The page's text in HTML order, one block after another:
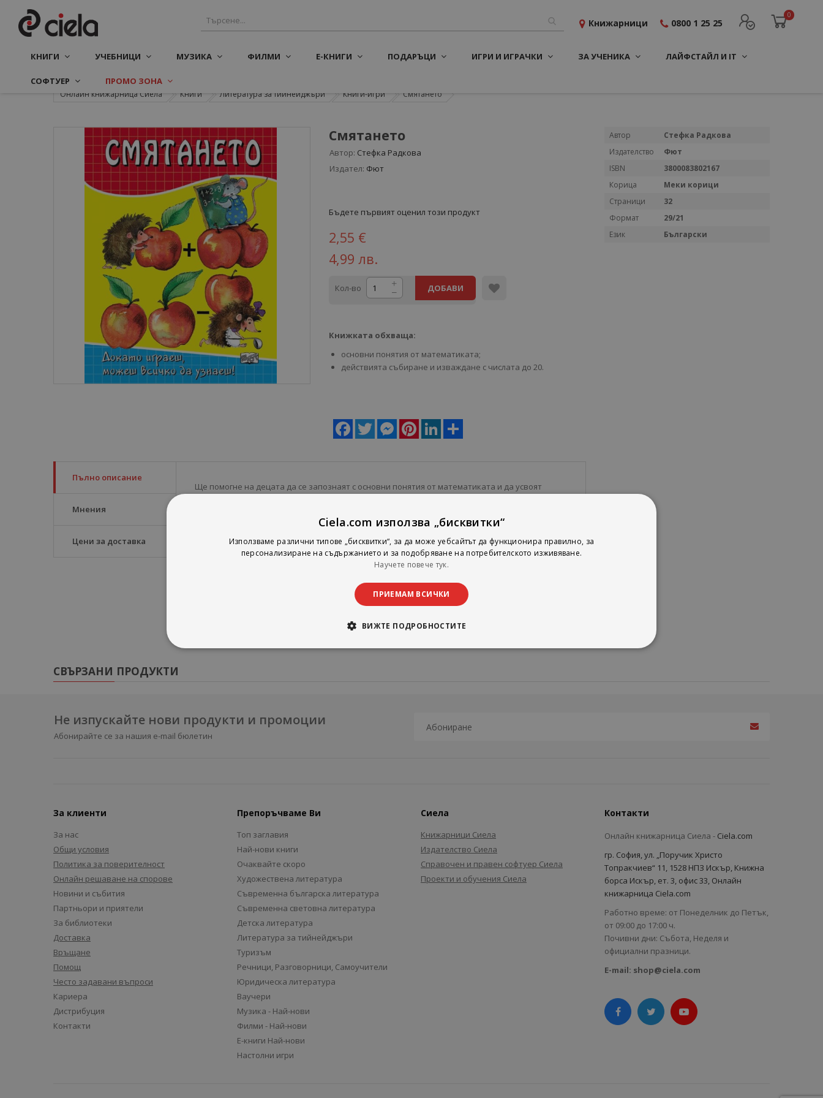
0
Книжарници 0800 1 25 25
КНИГИ УЧЕБНИЦИ МУЗИКА ФИЛМИ Е-КНИГИ ПОДАРЪЦИ ИГРИ И ИГРАЧКИ ЗА УЧЕНИКА ЛАЙФСТАЙЛ И IT
СОФТУЕР ПРОМО ЗОНА
Онлайн книжарница Сиела Книги Литература за тийнейджъри Книги-игри Смятането
Смятането
Автор: Стефка Радкова
Издател: Фют
Бъдете първият оценил този продукт
2,55 €
4,99 лв.
Кол-во ДОБАВИ
Книжката обхваща:
основни понятия от математиката;
действията събиране и изваждане с числата до 20.
Facebook
Twitter MessengerPinterestLinkedIn
Пълно описание
Мнения
Цени за доставка
Ще помогне на децата да се запознаят с основни понятия от математиката и да усвоят
Повече
Автор
Стефка Радкова
Издателство
Фют
ISBN
3800083802167
Корица
Меки корици
Страници
32
Формат
29/21
Език
Български
СВЪРЗАНИ ПРОДУКТИ
Не изпускайте нови продукти и промоции
Абонирайте се за нашия e-mail бюлетин
За клиенти
За нас
Общи условия
Политика за поверителност
Онлайн решаване на спорове
Новини и събития
Партньори и приятели
За библиотеки
Доставка
Връщане
Помощ
Често задавани въпроси
Кариера
Дистрибуция
Контакти
Препоръчваме Ви
Топ заглавия
Най-нови книги
Очаквайте скоро
Художествена литература
Съвременна българска литература
Съвременна световна литература
Детска литература
Литература за тийнейджъри
Туризъм
Речници, Разговорници, Самоучители
Юридическа литература
Ваучери
Музика - Най-нови
Филми - Най-нови
Е-книги Най-нови
Настолни игри
Сиела
Книжарници Сиела
Издателство Сиела
Справочен и правен софтуер Сиела
Проекти и обучения Сиела
Контакти
Онлайн книжарница Сиела - Ciela.com
гр. София, ул. „Поручик Христо
Топракчиев“ 11, 1528 НПЗ Искър, Книжна
борса Искър, ет. 3, офис 33, Онлайн
книжарница Ciela.com
Работно време: от Понеделник до Петък,
от 09:00 до 17:00 ч.
Почивни дни: Събота, Неделя и
официални празници.
E-mail: shop@ciela.com
Ciela.com използва „бисквитки“
Използваме различни типове „бисквитки“, за да може уебсайтът да функционира правилно, за
персонализиране на съдържанието и за подобряване на потребителското изживяване.
Научете повече тук.
ПРИЕМАМ ВСИЧКИ
ВИЖТЕ ПОДРОБНОСТИТЕ